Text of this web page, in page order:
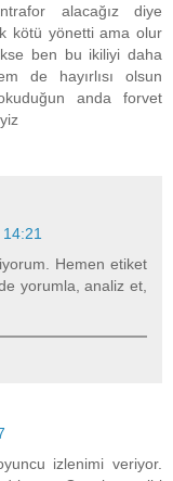
alacağız diye
kötü yönetti ama olur
ben bu ikiliyi daha
de hayırlısı olsun
anda forvet
14:21
Hemen etiket
yorumla, analiz et,
izlenimi veriyor.